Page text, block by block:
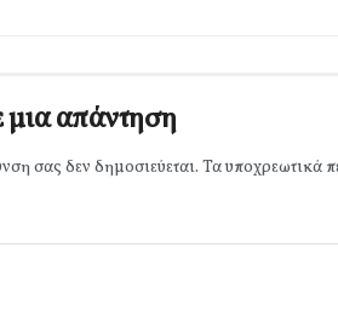
απάντηση
σας δεν δημοσιεύεται. Τα υποχρεωτικά